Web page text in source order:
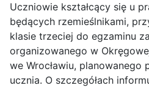
Uczniowie kształcący się u
będących rzemieślnikami,
klasie trzeciej do egzaminu
organizowanego w
we Wrocławiu, planowanego
ucznia. O szczegółach